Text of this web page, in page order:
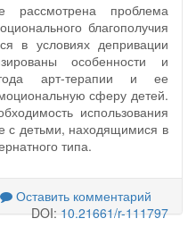
рассмотрена проблема
благополучия
в условиях депривации
особенности и
арт-терапии и ее
сферу детей.
использования
с детьми, находящимися в
типа.
Оставить комментарий
DOI:10.21661/r-111797